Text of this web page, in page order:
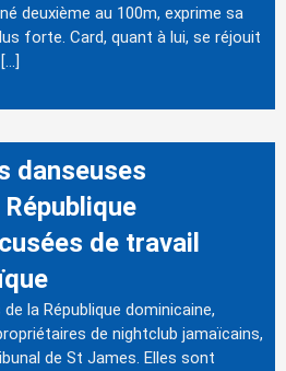
deuxième au 100m, exprime sa
forte. Card, quant à lui, se réjouit
danseuses
de travail
la République dominicaine,
de nightclub jamaïcains,
de St James. Elles sont